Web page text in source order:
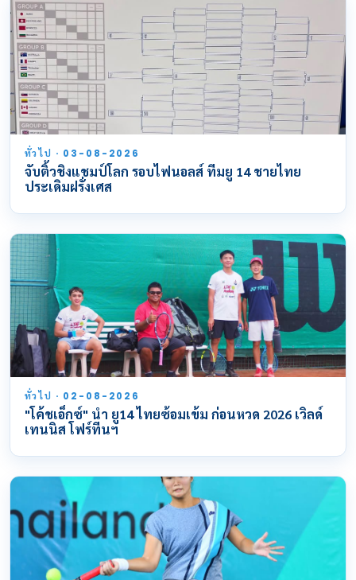
ทั่วไป · 03-08-2026
จับติ้วชิงแชมป์โลก รอบไฟนอลส์ ทีมยู 14 ชายไทย
ประเดิมฝรั่งเศส
ทั่วไป · 02-08-2026
"โค้ชเอ็กซ์" นำ ยู14 ไทยซ้อมเข้ม ก่อนหวด 2026 เวิลด์
เทนนิส โฟร์ทีนฯ